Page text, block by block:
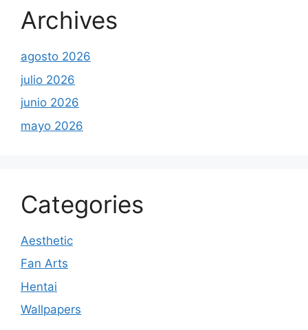
Archives
agosto 2026
julio 2026
junio 2026
mayo 2026
Categories
Aesthetic
Fan Arts
Hentai
Wallpapers